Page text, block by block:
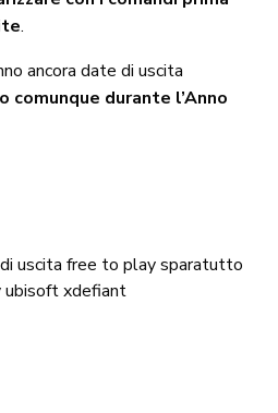
.
ancora date di uscita
comunque durante l’Anno
uscita free to playsparatutto
ubisoftxdefiant